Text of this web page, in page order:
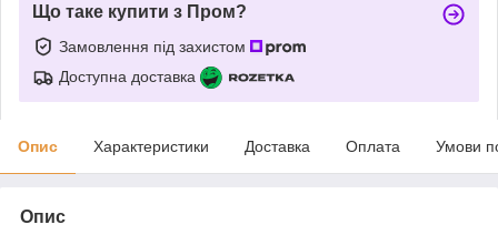
Що таке купити з Пром?
Замовлення під захистом
Доступна доставка
Опис Характеристики Доставка Оплата Умови
Опис